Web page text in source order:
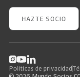
HAZTE SOCIO
Politicas de privacidad